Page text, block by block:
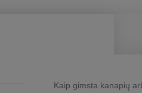
Kaip gimsta kanapių